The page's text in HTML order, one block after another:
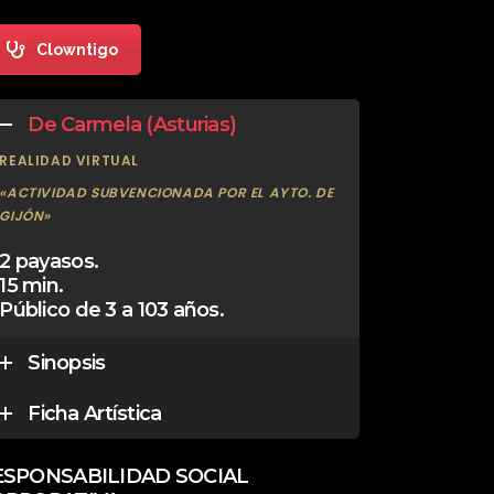
Clowntigo
De Carmela (Asturias)
REALIDAD VIRTUAL
«ACTIVIDAD SUBVENCIONADA POR EL AYTO. DE
GIJÓN»
2 payasos.
15 min.
Público de 3 a 103 años.
Sinopsis
Ficha Artística
SOCIAL